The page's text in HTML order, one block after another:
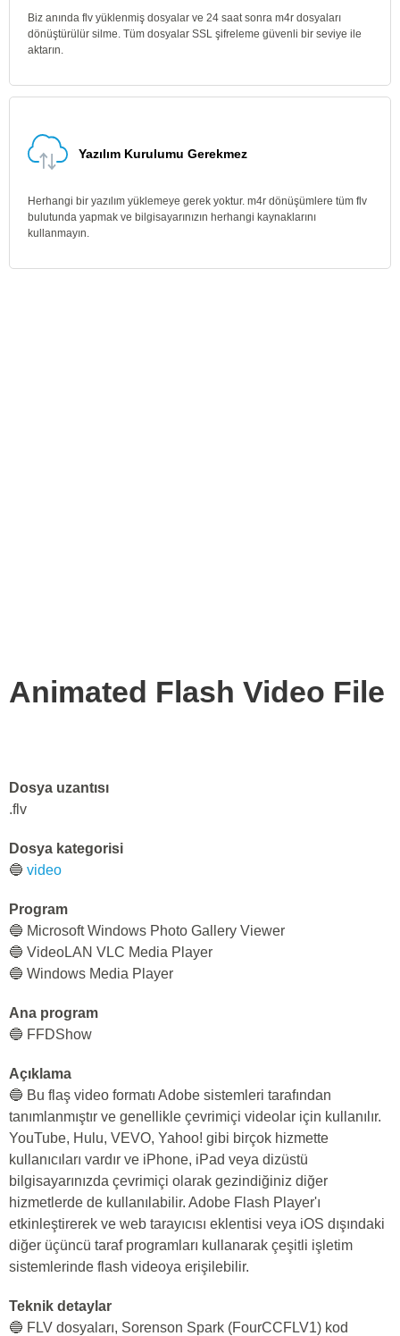
Biz anında flv yüklenmiş dosyalar ve 24 saat sonra m4r dosyaları
dönüştürülür silme. Tüm dosyalar SSL şifreleme güvenli bir seviye ile
aktarın.
Yazılım Kurulumu Gerekmez
Herhangi bir yazılım yüklemeye gerek yoktur. m4r dönüşümlere tüm flv
bulutunda yapmak ve bilgisayarınızın herhangi kaynaklarını
kullanmayın.
Animated Flash Video File
Dosya uzantısı
.flv
Dosya kategorisi
🔵 video
Program
🔵 Microsoft Windows Photo Gallery Viewer
🔵 VideoLAN VLC Media Player
🔵 Windows Media Player
Ana program
🔵 FFDShow
Açıklama
🔵 Bu flaş video formatı Adobe sistemleri tarafından
tanımlanmıştır ve genellikle çevrimiçi videolar için kullanılır.
YouTube, Hulu, VEVO, Yahoo! gibi birçok hizmette
kullanıcıları vardır ve iPhone, iPad veya dizüstü
bilgisayarınızda çevrimiçi olarak gezindiğiniz diğer
hizmetlerde de kullanılabilir. Adobe Flash Player'ı
etkinleştirerek ve web tarayıcısı eklentisi veya iOS dışındaki
diğer üçüncü taraf programları kullanarak çeşitli işletim
sistemlerinde flash videoya erişilebilir.
Teknik detaylar
🔵 FLV dosyaları, Sorenson Spark (FourCCFLV1) kod